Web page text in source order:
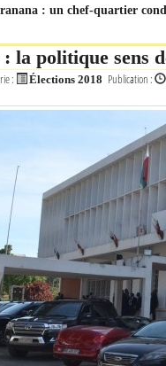
: un chef-quartier
la politique sens
: Élections 2018 Publication :